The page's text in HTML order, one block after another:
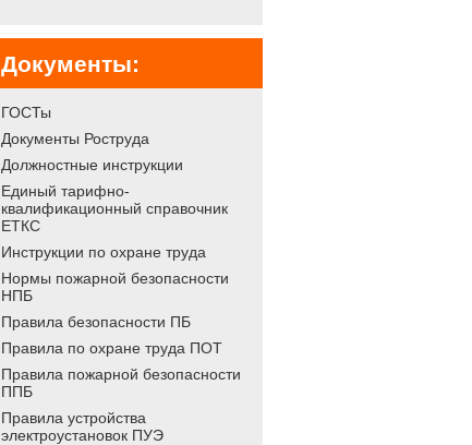
Документы:
ГОСТы
Документы Роструда
Должностные инструкции
Единый тарифно-
квалификационный справочник
ЕТКС
Инструкции по охране труда
Нормы пожарной безопасности
НПБ
Правила безопасности ПБ
Правила по охране труда ПОТ
Правила пожарной безопасности
ППБ
Правила устройства
электроустановок ПУЭ